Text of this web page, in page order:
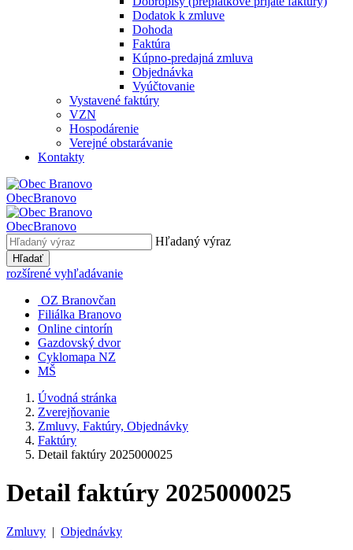
Dodatok k zmluve
Dohoda
Faktúra
Kúpno-predajná zmluva
Objednávka
Vyúčtovanie
Vystavené faktúry
VZN
Hospodárenie
Verejné obstarávanie
Kontakty
ObecBranovo
ObecBranovo
Hľadaný výraz
Hľadať
rozšírené vyhľadávanie
OZ Branovčan
Filiálka Branovo
Online cintorín
Gazdovský dvor
Cyklomapa NZ
MŠ
Úvodná stránka
Zverejňovanie
Zmluvy, Faktúry, Objednávky
Faktúry
Detail faktúry 2025000025
Detail faktúry 2025000025
Zmluvy | Objednávky